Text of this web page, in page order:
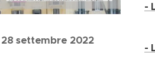
settembre 2022
-
-